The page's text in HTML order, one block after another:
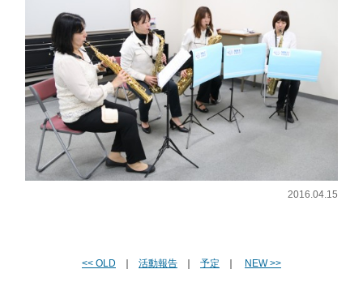
2016.04.15
<< OLD 活動報告 予定 NEW >>